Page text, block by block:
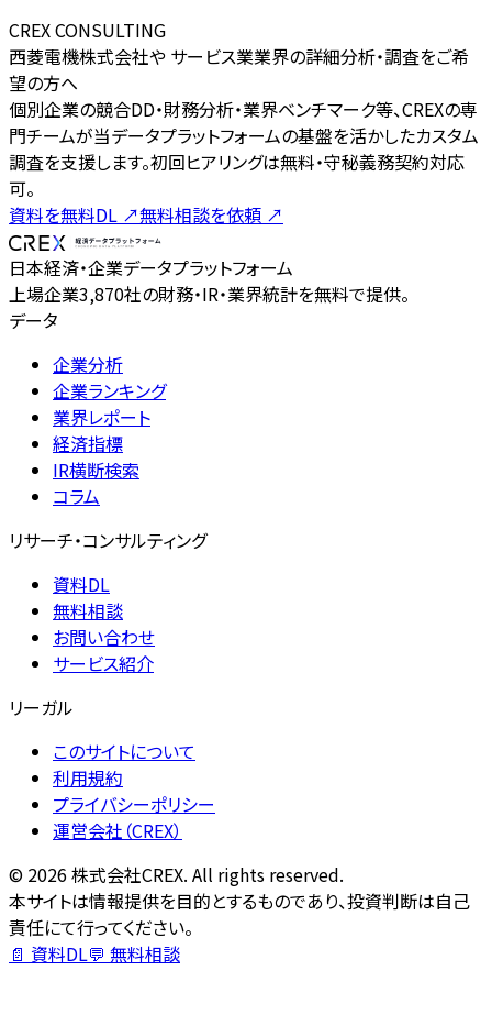
CREX CONSULTING
西菱電機株式会社や サービス業業界の詳細分析・調査をご希
望の方へ
個別企業の競合DD・財務分析・業界ベンチマーク等、CREXの専
門チームが当データプラットフォームの基盤を活かしたカスタム
調査を支援します。初回ヒアリングは無料・守秘義務契約対応
可。
資料を無料DL ↗無料相談を依頼 ↗
日本経済・企業データプラットフォーム
上場企業3,870社の財務・IR・業界統計を無料で提供。
データ
企業分析
企業ランキング
業界レポート
経済指標
IR横断検索
コラム
リサーチ・コンサルティング
資料DL
無料相談
お問い合わせ
サービス紹介
リーガル
このサイトについて
利用規約
プライバシーポリシー
運営会社（CREX）
© 2026株式会社CREX. All rights reserved.
本サイトは情報提供を目的とするものであり、投資判断は自己
責任にて行ってください。
📄 資料DL💬 無料相談